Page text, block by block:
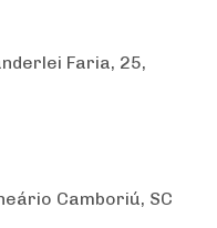
Faria, 25,
Camboriú, SC